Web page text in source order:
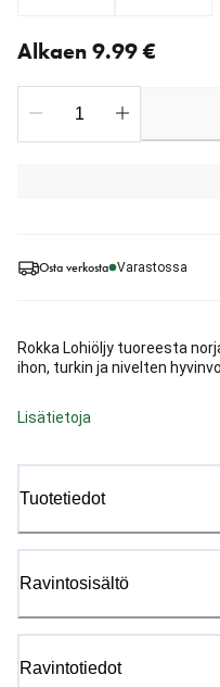
Osta verkosta Varastossa
Rokka Lohiöljy tuoreesta
ihon, turkin ja nivelten
Lisätietoja
Tuotetiedot
Ravintosisältö
Ravintotiedot
Alkaen 9.99 €